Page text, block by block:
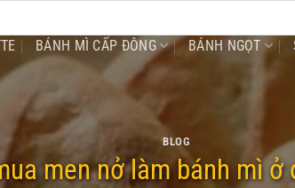
BÁNH MÌ CẤP ĐÔNG BÁNH NGỌT
BLOG
men nở làm bánh mì